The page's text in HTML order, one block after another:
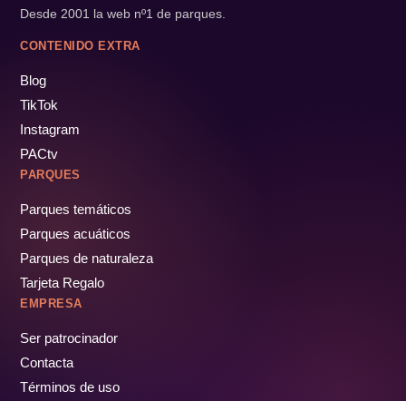
Desde 2001 la web nº1 de parques.
CONTENIDO EXTRA
Blog
TikTok
Instagram
PACtv
PARQUES
Parques temáticos
Parques acuáticos
Parques de naturaleza
Tarjeta Regalo
EMPRESA
Ser patrocinador
Contacta
Términos de uso